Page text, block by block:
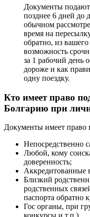
Документы
позднее 6 дней до
обычном
время на
обратно, из
возможность
за 1 рабочий день
дороже и как
одну поездку.
Кто имеет право
Болгарию при
Документы имеет право
Непосредственно
Любой, кому
доверенность;
Аккредитованные
Близкий
родственных
паспорта обратно
Гос органы, при